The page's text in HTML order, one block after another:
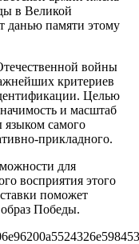
в Великой
данью памяти этому
войны
критериев
Целью
и масштаб
самого
прикладного.
для
восприятия этого
поможет
Победы.